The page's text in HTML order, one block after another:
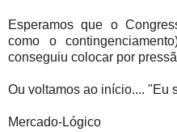
Esperamos que o
como o
conseguiu colocar por
Ou voltamos ao início.... "Eu
Mercado-Lógico